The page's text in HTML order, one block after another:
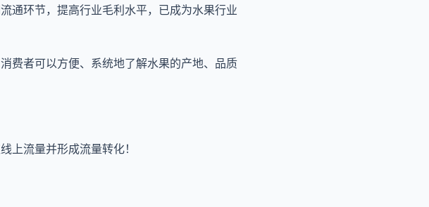
通环节，提高行业毛利水平，已成为水果行业
费者可以方便、系统地了解水果的产地、品质
上流量并形成流量转化！